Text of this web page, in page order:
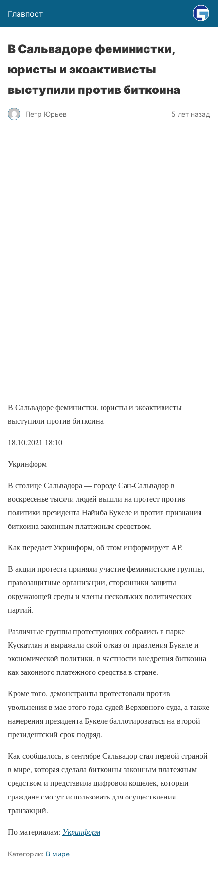
Главпост
В Сальвадоре феминистки,
юристы и экоактивисты
выступили против биткоина
Петр Юрьев 5 лет назад
В Сальвадоре феминистки, юристы и экоактивисты
выступили против биткоина
18.10.2021 18:10
Укринформ
В столице Сальвадора — городе Сан-Сальвадор в
воскресенье тысячи людей вышли на протест против
политики президента Найиба Букеле и против признания
биткоина законным платежным средством.
Как передает Укринформ, об этом информирует AP.
В акции протеста приняли участие феминистские группы,
правозащитные организации, сторонники защиты
окружающей среды и члены нескольких политических
партий.
Различные группы протестующих собрались в парке
Кускатлан ​​и выражали свой отказ от правления Букеле и
экономической политики, в частности внедрения биткоина
как законного платежного средства в стране.
Кроме того, демонстранты протестовали против
увольнения в мае этого года судей Верховного суда, а также
намерения президента Букеле баллотироваться на второй
президентский срок подряд.
Как сообщалось, в сентябре Сальвадор стал первой страной
в мире, которая сделала биткоины законным платежным
средством и представила цифровой кошелек, который
граждане смогут использовать для осуществления
транзакций.
По материалам: Укринформ
Категории: В мире